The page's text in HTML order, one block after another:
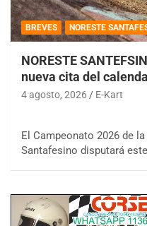
BREVES NORESTE
NORESTE
nueva cita del
4 agosto, 2026 E-Kart
El Campeonato 2026 de
Santafesino disputará